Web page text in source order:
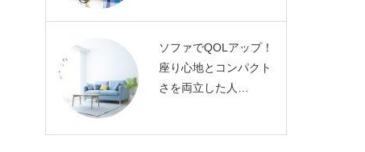
ソファでQOLアップ！
座り心地とコンパクト
さを両立した人…